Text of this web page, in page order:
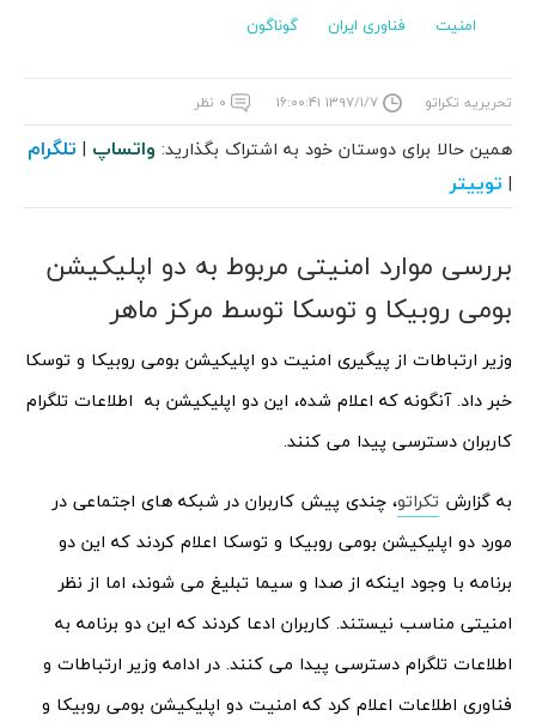
امنیت فناوری ایران گوناگون
تحریریه تکراتو ۱۳۹۷/۱/۷ ۱۶:۰۰:۴۱ ۰ نظر
همین حالا برای دوستان خود به اشتراک بگذارید: واتساپ | تلگرام
| توییتر
بررسی موارد امنیتی مربوط به دو اپلیکیشن
بومی روبیکا و توسکا توسط مرکز ماهر
وزیر ارتباطات از پیگیری امنیت دو اپلیکیشن بومی روبیکا و توسکا
خبر داد. آنگونه که اعلام شده، این دو اپلیکیشن به اطلاعات تلگرام
کاربران دسترسی پیدا می کنند.
به گزارش تکراتو، چندی پیش کاربران در شبکه های اجتماعی در
مورد دو اپلیکیشن بومی روبیکا و توسکا اعلام کردند که این دو
برنامه با وجود اینکه از صدا و سیما تبلیغ می شوند، اما از نظر
امنیتی مناسب نیستند. کاربران ادعا کردند که این دو برنامه به
اطلاعات تلگرام دسترسی پیدا می کنند. در ادامه وزیر ارتباطات و
فناوری اطلاعات اعلام کرد که امنیت دو اپلیکیشن بومی روبیکا و